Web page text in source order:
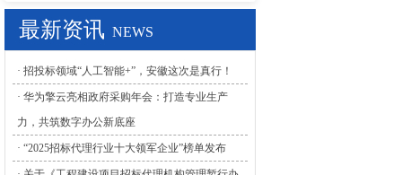
政策法规
业务动态
学习与探讨
最新资讯 NEWS
· 招投标领域“人工智能+”，安徽这次是真行！
· 华为擎云亮相政府采购年会：打造专业生产
力，共筑数字办公新底座
· “2025招标代理行业十大领军企业”榜单发布